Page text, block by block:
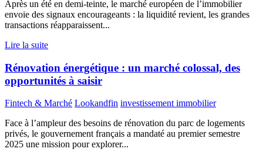
Après un été en demi-teinte, le marché européen de l’immobilier
envoie des signaux encourageants : la liquidité revient, les grandes
transactions réapparaissent...
Lire la suite
Rénovation énergétique : un marché colossal, des
opportunités à saisir
Fintech & Marché Lookandfin investissement immobilier
Face à l’ampleur des besoins de rénovation du parc de logements
privés, le gouvernement français a mandaté au premier semestre
2025 une mission pour explorer...